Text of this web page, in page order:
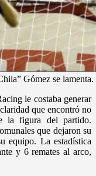
Gómez se
le costaba generar
que encontró no
la figura del partido.
que dejaron su
equipo. La estadística
y 6 remates al arco,